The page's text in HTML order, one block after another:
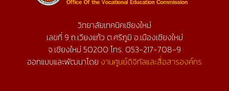
วิทยาลัยเทคนิคเชียงใหม่
เลขที่ 9 ถ.เวียงแก้ว ต.ศรีภูมิ อ.เมืองเชียงใหม่
จ.เชียงใหม่ 50200 โทร. 053-217-708-9
ออกแบบและพัฒนาโดย งานศูนย์ดิจิทัลและสื่อสารองค์กร